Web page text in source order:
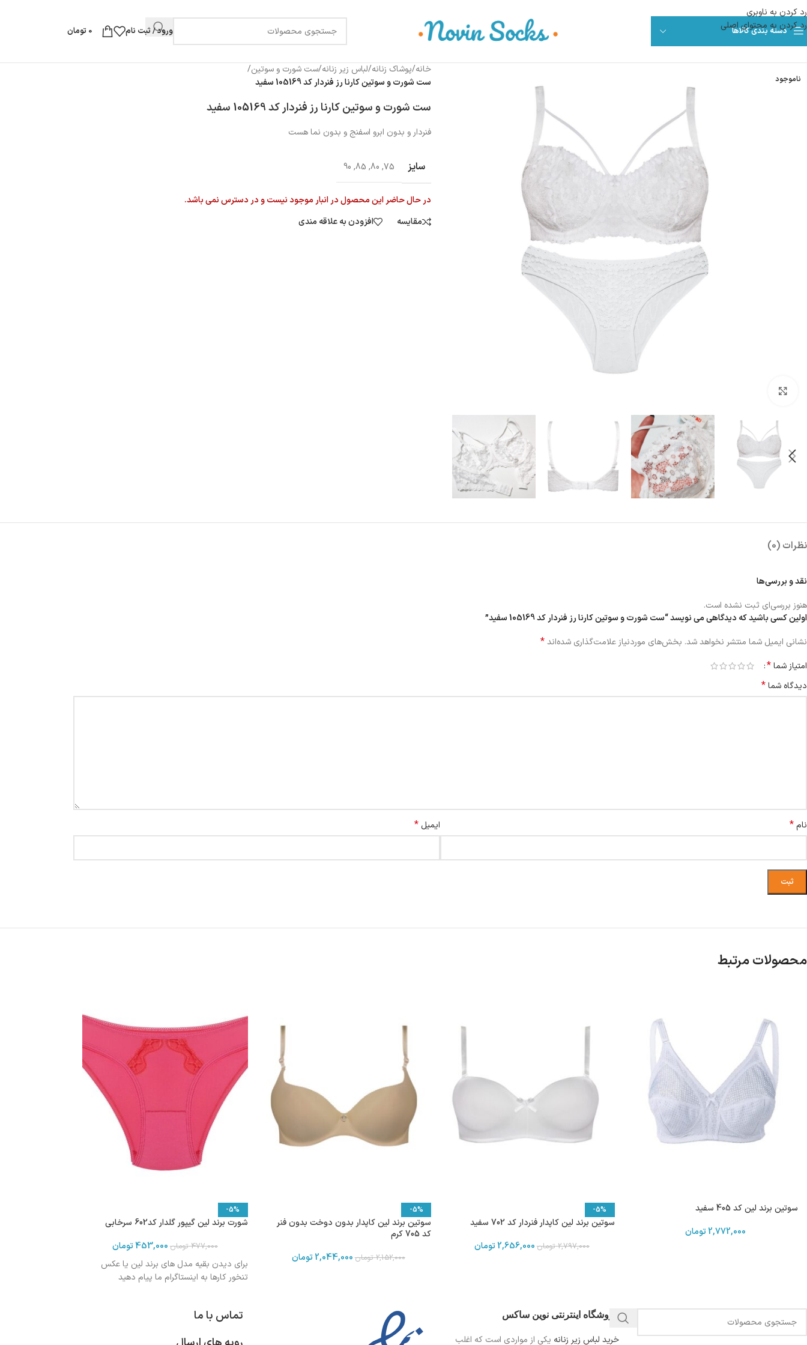
رد کردن به ناوبری
رد کردن به محتوای اصلی
دسته بندی کالاها ورود / ثبت نام 0 تومان
ناموجود
خانه/پوشاک زنانه/لباس زیر زنانه/ست شورت و سوتین/
ست شورت و سوتین کارنا رز فنردار کد 105169 سفید
ست شورت و سوتین کارنا رز فنردار کد 105169 سفید
فنردار و بدون ابرو اسفنج و بدون نما هست
سایز 75
,
80
,
85
,
90
در حال حاضر این محصول در انبار موجود نیست و در دسترس نمی باشد.
مقایسه
افزودن به علاقه مندی
نظرات (0)
نقد و بررسی‌ها
هنوز بررسی‌ای ثبت نشده است.
اولین کسی باشید که دیدگاهی می نویسد “ست شورت و سوتین کارنا رز فنردار کد 105169 سفید”
نشانی ایمیل شما منتشر نخواهد شد. بخش‌های موردنیاز علامت‌گذاری شده‌اند*
امتیاز شما*
دیدگاه شما*
نام* ایمیل *
محصولات مرتبط
سوتین برند لین کد 405 سفید
2,772,000 تومان
-5%
سوتین برند لین کاپدار فنردار کد 702 سفید
2,797,000 تومان 2,656,000 تومان
-5%
سوتین برند لین کاپدار بدون دوخت بدون فنر
کد 705 کرم
2,152,000 تومان 2,044,000 تومان
-5%
شورت برند لین گیپور گلدار کد602 سرخابی
477,000 تومان 453,000تومان
برای دیدن بقیه مدل های برند لین یا عکس
تنخور کارها به اینستاگرام ما پیام دهید
فروشگاه اینترنتی نوین ساکس
خرید لباس زیر زنانه یکی از مواردی است که اغلب
تماس با ما